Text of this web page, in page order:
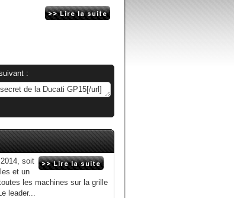
:
soit
et un
les machines sur la grille
leader...